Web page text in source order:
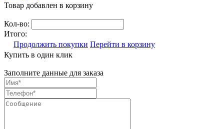
Товар добавлен в корзину
Кол-во:
Итого:
Продолжить покупки Перейти в корзину
Купить в один клик
Заполните данные для заказа